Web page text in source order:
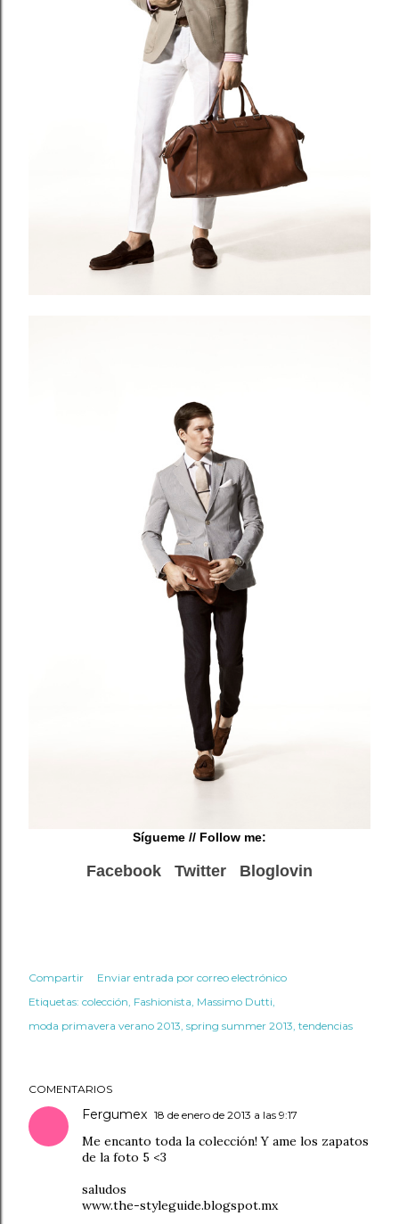
Sígueme // Follow me:
Facebook Twitter Bloglovin
Compartir
Enviar entrada por correo electrónico
Etiquetas: colección Fashionista Massimo Dutti
moda primavera verano 2013 spring summer 2013 tendencias
COMENTARIOS
Fergumex 18 de enero de 2013 a las 9:17
Me encanto toda la colección! Y ame los zapatos
de la foto 5 <3
saludos
www.the-styleguide.blogspot.mx